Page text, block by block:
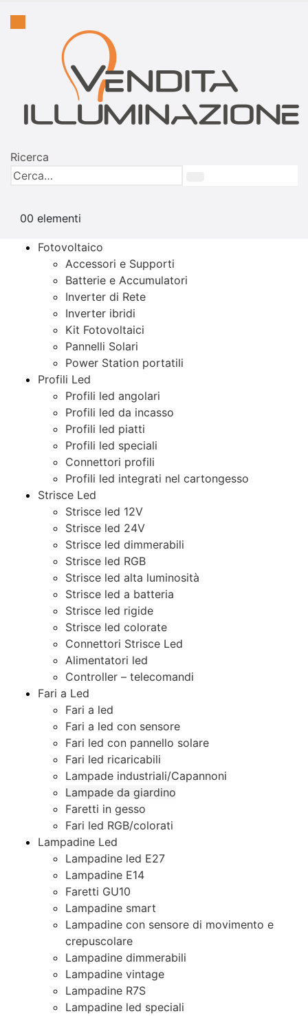
Ricerca
00 elementi
Fotovoltaico
Accessori e Supporti
Batterie e Accumulatori
Inverter di Rete
Inverter ibridi
Kit Fotovoltaici
Pannelli Solari
Power Station portatili
Profili Led
Profili led angolari
Profili led da incasso
Profili led piatti
Profili led speciali
Connettori profili
Profili led integrati nel cartongesso
Strisce Led
Strisce led 12V
Strisce led 24V
Strisce led dimmerabili
Strisce led RGB
Strisce led alta luminosità
Strisce led a batteria
Strisce led rigide
Strisce led colorate
Connettori Strisce Led
Alimentatori led
Controller – telecomandi
Fari a Led
Fari a led
Fari a led con sensore
Fari led con pannello solare
Fari led ricaricabili
Lampade industriali/Capannoni
Lampade da giardino
Faretti in gesso
Fari led RGB/colorati
Lampadine Led
Lampadine led E27
Lampadine E14
Faretti GU10
Lampadine smart
Lampadine con sensore di movimento e
crepuscolare
Lampadine dimmerabili
Lampadine vintage
Lampadine R7S
Lampadine led speciali